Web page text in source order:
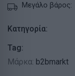
Μεγάλο βάρος:
Κατηγορία:
Tag:
Μάρκα: b2bmarkt